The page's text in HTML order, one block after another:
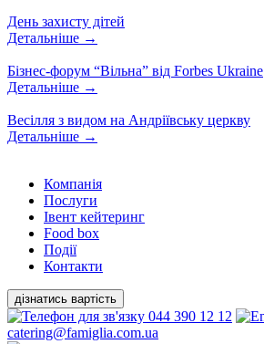
День захисту дітей
Детальніше →
Бізнес-форум “Вільна” від Forbes Ukraine
Детальніше →
Весілля з видом на Андріївську церкву
Детальніше →
Компанiя
Послуги
Івент кейтеринг
Food box
Події
Контакти
дізнатись вартість
044 390 12 12
catering@famiglia.com.ua